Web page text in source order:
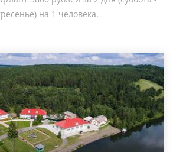
на 1 человека.